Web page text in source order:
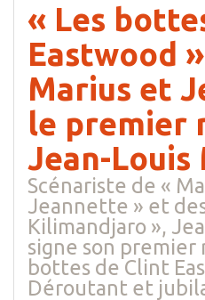
« Les
Eastwood
Marius et
le premier
Jean-Louis
Scénariste de «
Jeannette » et
Kilimandjaro »,
signe son premier
bottes de Clint
Déroutant et